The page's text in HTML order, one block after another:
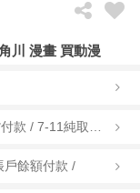
川 漫畫 買動漫
戶餘額付款 /